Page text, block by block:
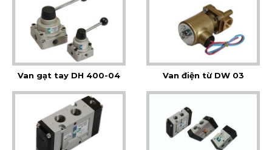
Van gạt tay DH 400-04 Van điện từ DW 03